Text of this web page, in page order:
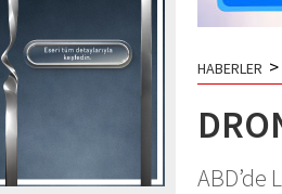
HABERLER >
ABD’de